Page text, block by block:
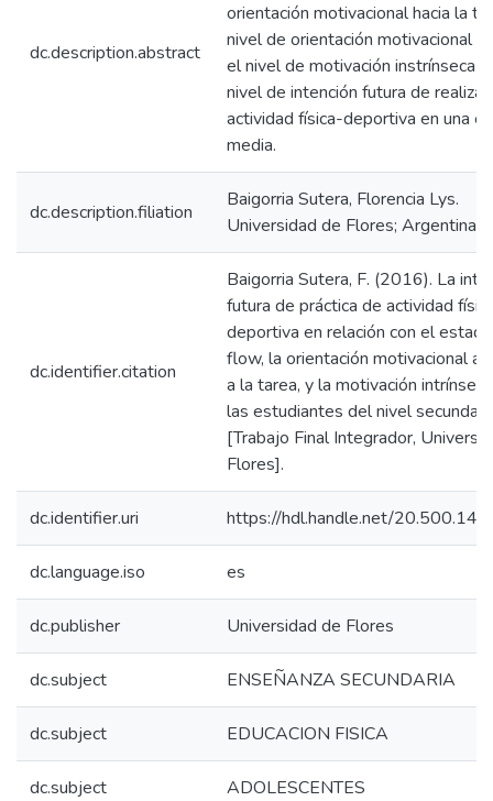
dc.description.abstract
orientación motivacional hacia la
nivel de orientación motivacional
el nivel de motivación instrínseca
nivel de intención futura de realizar
actividad física-deportiva en una
media.
dc.description.filiation
Baigorria Sutera, Florencia Lys.
Universidad de Flores; Argentina.
dc.identifier.citation
Baigorria Sutera, F. (2016). La
futura de práctica de actividad
deportiva en relación con el
flow, la orientación motivacional al
a la tarea, y la motivación
las estudiantes del nivel
[Trabajo Final Integrador,
Flores].
dc.identifier.uri https://hdl.handle.net/
dc.language.iso es
dc.publisher Universidad de Flores
dc.subject ENSEÑANZA SECUNDARIA
dc.subject EDUCACION FISICA
dc.subject ADOLESCENTES